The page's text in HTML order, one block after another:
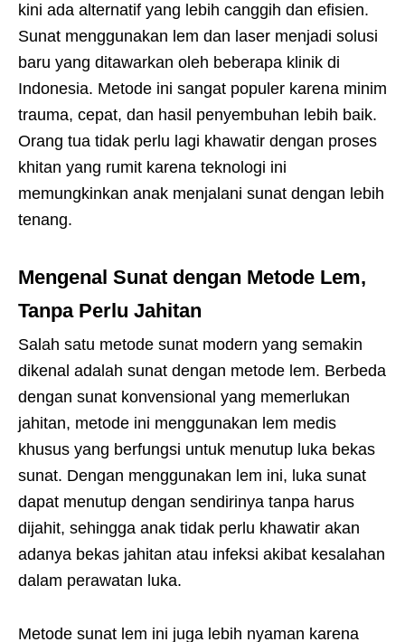
kini ada alternatif yang lebih canggih dan efisien.
Sunat menggunakan lem dan laser menjadi solusi
baru yang ditawarkan oleh beberapa klinik di
Indonesia. Metode ini sangat populer karena minim
trauma, cepat, dan hasil penyembuhan lebih baik.
Orang tua tidak perlu lagi khawatir dengan proses
khitan yang rumit karena teknologi ini
memungkinkan anak menjalani sunat dengan lebih
tenang.
Mengenal Sunat dengan Metode Lem,
Tanpa Perlu Jahitan
Salah satu metode sunat modern yang semakin
dikenal adalah sunat dengan metode lem. Berbeda
dengan sunat konvensional yang memerlukan
jahitan, metode ini menggunakan lem medis
khusus yang berfungsi untuk menutup luka bekas
sunat. Dengan menggunakan lem ini, luka sunat
dapat menutup dengan sendirinya tanpa harus
dijahit, sehingga anak tidak perlu khawatir akan
adanya bekas jahitan atau infeksi akibat kesalahan
dalam perawatan luka.
Metode sunat lem ini juga lebih nyaman karena